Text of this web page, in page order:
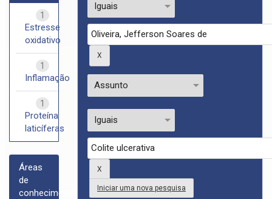
Iniciar uma nova pesquisa
1
Estresse
oxidativo
1
Inflamação
1
Proteína
laticíferas
Áreas
de
conhecimento